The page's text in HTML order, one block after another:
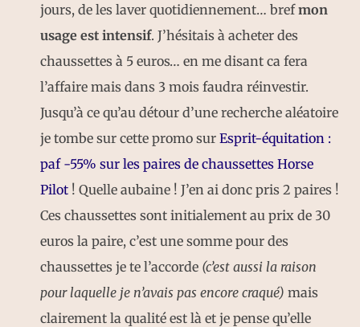
jours, de les laver quotidiennement… brefmon
usage est intensif. J’hésitais à acheter des
chaussettes à 5 euros… en me disant ca fera
l’affaire mais dans 3 mois faudra réinvestir.
Jusqu’à ce qu’au détour d’une recherche aléatoire
je tombe sur cette promo sur Esprit-équitation :
paf -55% sur les paires de chaussettes Horse
Pilot ! Quelle aubaine ! J’en ai donc pris 2 paires !
Ces chaussettes sont initialement au prix de 30
euros la paire, c’est une somme pour des
chaussettes je te l’accorde (c’est aussi la raison
pour laquelle je n’avais pas encore craqué) mais
clairement la qualité est là et je pense qu’elle